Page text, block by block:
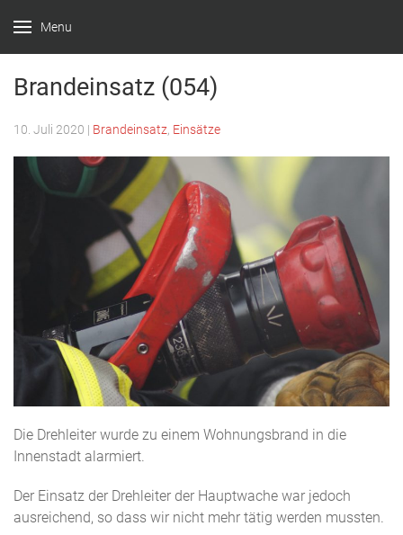
Menu
Witten –
Löscheinheit
Bommern
Brandeinsatz (054)
10. Juli 2020 | Brandeinsatz Einsätze
Die Drehleiter wurde zu einem Wohnungsbrand in die
Innenstadt alarmiert.
Der Einsatz der Drehleiter der Hauptwache war jedoch
ausreichend, so dass wir nicht mehr tätig werden mussten.